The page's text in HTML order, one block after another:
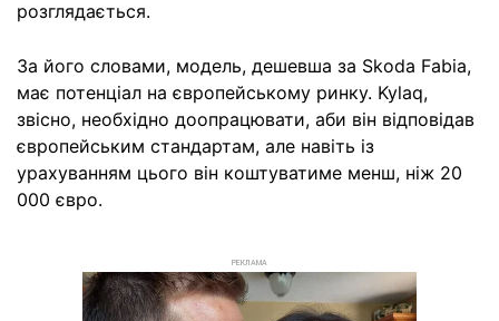
розглядається.
За його словами, модель, дешевша за Skoda Fabia,
має потенціал на європейському ринку. Kylaq,
звісно, необхідно доопрацювати, аби він відповідав
європейським стандартам, але навіть із
урахуванням цього він коштуватиме менш, ніж 20
000 євро.
РЕКЛАМА